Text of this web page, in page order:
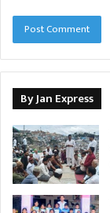
By Jan Express